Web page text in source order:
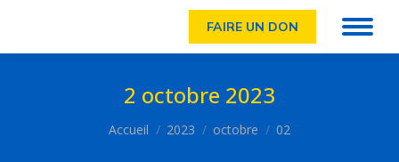
FAIRE UN DON
2 octobre 2023
Vous êtes ici :
Accueil 2023 octobre 02